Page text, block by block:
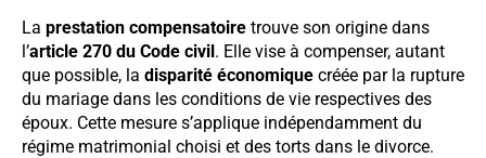
La prestation compensatoire trouve son origine dans
l’article 270 du Code civil. Elle vise à compenser, autant
que possible, la disparité économique créée par la rupture
du mariage dans les conditions de vie respectives des
époux. Cette mesure s’applique indépendamment du
régime matrimonial choisi et des torts dans le divorce.